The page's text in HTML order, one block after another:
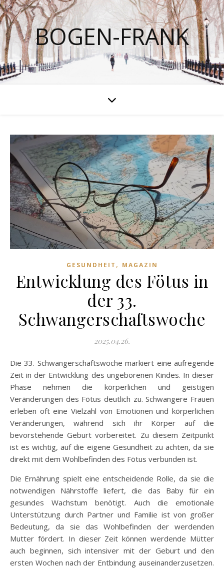
BOGEN-FRANK
GESUNDHEIT , MAGAZIN
Entwicklung des Fötus in
der 33.
Schwangerschaftswoche
2025.04.26.
Die 33. Schwangerschaftswoche markiert eine aufregende
Zeit in der Entwicklung des ungeborenen Kindes. In dieser
Phase nehmen die körperlichen und geistigen
Veränderungen des Fötus deutlich zu. Schwangere Frauen
erleben oft eine Vielzahl von Emotionen und körperlichen
Veränderungen, während sich ihr Körper auf die
bevorstehende Geburt vorbereitet. Zu diesem Zeitpunkt
ist es wichtig, auf die eigene Gesundheit zu achten, da sie
direkt mit dem Wohlbefinden des Fötus verbunden ist.
Die Ernährung spielt eine entscheidende Rolle, da sie die
notwendigen Nährstoffe liefert, die das Baby für ein
gesundes Wachstum benötigt. Auch die emotionale
Unterstützung durch Partner und Familie ist von großer
Bedeutung, da sie das Wohlbefinden der werdenden
Mutter fördert. In dieser Zeit können werdende Mütter
auch beginnen, sich intensiver mit der Geburt und den
ersten Wochen nach der Entbindung auseinanderzusetzen.